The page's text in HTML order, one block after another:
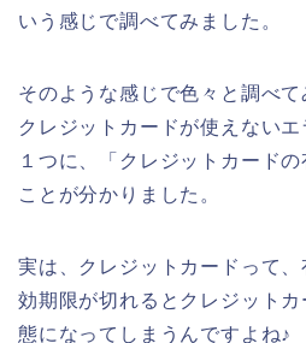
いう感じで調べてみました。
そのような感じで色々と調べ
クレジットカードが使えない
１つに、「クレジットカード
ことが分かりました。
実は、クレジットカードって
効期限が切れるとクレジット
態になってしまうんですよね♪